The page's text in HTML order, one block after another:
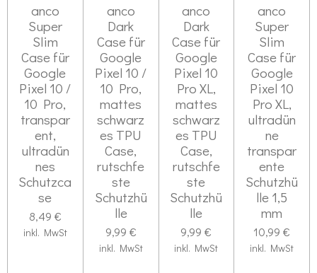
anco
Super
Slim
Case für
Google
Pixel 10 /
10 Pro,
transpar
ent,
ultradün
nes
Schutzca
se
8,49 €
inkl. MwSt
anco
Dark
Case für
Google
Pixel 10 /
10 Pro,
mattes
schwarz
es TPU
Case,
rutschfe
ste
Schutzhü
lle
9,99 €
inkl. MwSt
anco
Dark
Case für
Google
Pixel 10
Pro XL,
mattes
schwarz
es TPU
Case,
rutschfe
ste
Schutzhü
lle
9,99 €
inkl. MwSt
anco
Super
Slim
Case für
Google
Pixel 10
Pro XL,
ultradün
ne
transpar
ente
Schutzhü
lle 1,5
mm
10,99 €
inkl. MwSt